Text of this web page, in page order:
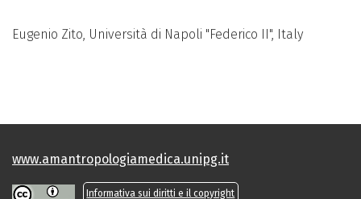
Eugenio Zito, Università di Napoli "Federico II", Italy
www.amantropologiamedica.unipg.it
Informativa sui diritti e il copyright